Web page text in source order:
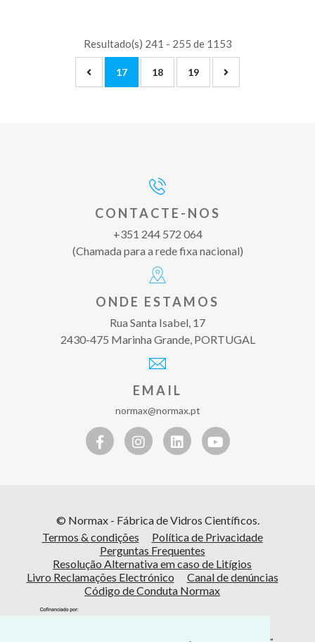
Resultado(s) 241 - 255 de 1153
17 18 19
CONTACTE-NOS
+351 244 572 064
(Chamada para a rede fixa nacional)
ONDE ESTAMOS
Rua Santa Isabel, 17
2430-475 Marinha Grande, PORTUGAL
EMAIL
normax@normax.pt
© Normax - Fábrica de Vidros Científicos.
Termos & condições
Política de Privacidade
Perguntas Frequentes
Resolução Alternativa em caso de Litígios
Livro Reclamações Electrónico
Canal de denúncias
Código de Conduta Normax